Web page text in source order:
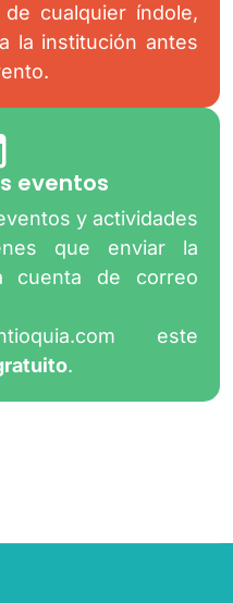
cualquier índole,
la institución antes
eventos
y actividades
que enviar la
cuenta de correo
este
.